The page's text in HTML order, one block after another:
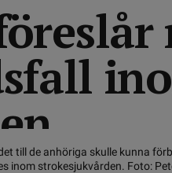
till de anhöriga skulle kunna
inom strokesjukvården. Foto: